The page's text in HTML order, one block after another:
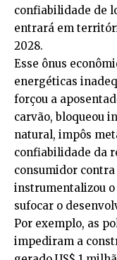
confiabilidade de
entrará em
2028.
Esse ônus
energéticas
forçou a
carvão, bloqueou
natural, impôs
confiabilidade da
consumidor
instrumentalizou
sufocar o
Por exemplo, as
impediram a